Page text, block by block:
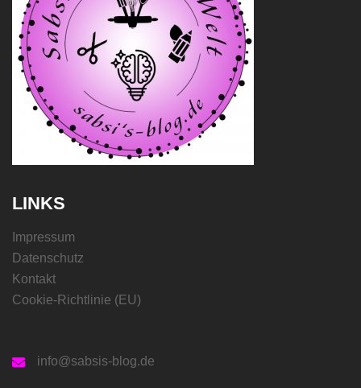
LINKS
Impressum
Datenschutz
Kontakt
Cookie-Richtlinie (EU)
info@sabsis-blog.de